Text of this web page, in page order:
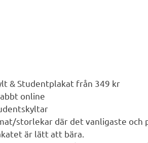
& Studentplakat från 349 kr
online
storlekar där det vanligaste och
är lätt att bära.